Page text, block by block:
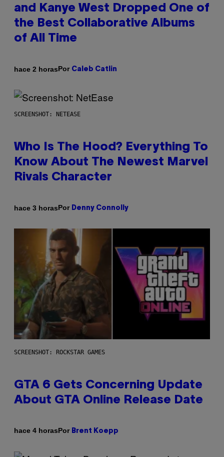
and Kanye West Dropped One of
the Best Collaborative Albums
of All Time
hace 2 horasPor Caleb Catlin
SCREENSHOT: NETEASE
Who Is The Hood? Everything To
Know About The Newest Marvel
Rivals Character
hace 3 horasPor Denny Connolly
SCREENSHOT: ROCKSTAR GAMES
GTA 6 Gets Concerning Update
About GTA Online Release Date
hace 4 horasPor Brent Koepp